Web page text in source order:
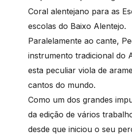
Coral alentejano para as
escolas do Baixo Alentejo.
Paralelamente ao cante,
instrumento tradicional do
esta peculiar viola de
cantos do mundo.
Como um dos grandes
da edição de vários
desde que iniciou o seu